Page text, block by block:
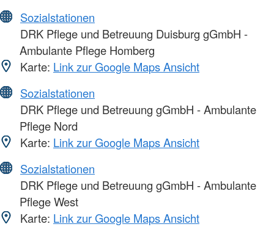
Sozialstationen
DRK Pflege und Betreuung Duisburg gGmbH -
Ambulante Pflege Homberg
Karte: Link zur Google Maps Ansicht
Sozialstationen
DRK Pflege und Betreuung gGmbH - Ambulante
Pflege Nord
Karte: Link zur Google Maps Ansicht
Sozialstationen
DRK Pflege und Betreuung gGmbH - Ambulante
Pflege West
Karte: Link zur Google Maps Ansicht